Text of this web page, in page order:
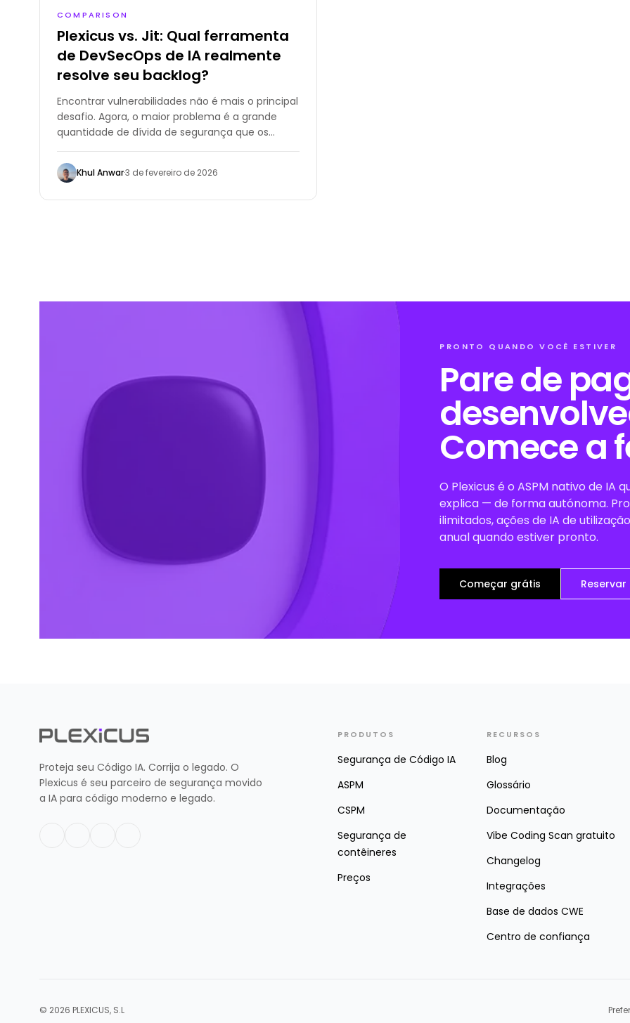
COMPARISON
Plexicus vs. Jit: Qual ferramenta
de DevSecOps de IA realmente
resolve seu backlog?
Encontrar vulnerabilidades não é mais o principal
desafio. Agora, o maior problema é a grande
quantidade de dívida de segurança que os
Khul Anwar·3 de fevereiro de 2026
PRONTO QUANDO VOCÊ ESTIVER
Pare de
Comece a
O Plexicus é o ASPM nativo de IA
explica — de forma autónoma.
ilimitados, ações de IA de
anual quando estiver pronto.
Começar grátis
Proteja seu Código IA. Corrija o legado. O
Plexicus é seu parceiro de segurança movido
a IA para código moderno e legado.
PRODUTOS
Segurança de Código IA
ASPM
CSPM
Segurança de
contêineres
Preços
RECURSOS
Blog
Glossário
Documentação
Vibe Coding Scan gratuito
Changelog
Integrações
Base de dados CWE
Centro de confiança
© 2026 PLEXICUS, S.L